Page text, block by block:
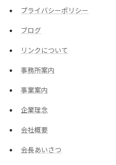
プライバシーポリシー
ブログ
リンクについて
事務所案内
事業案内
企業理念
会社概要
会長あいさつ